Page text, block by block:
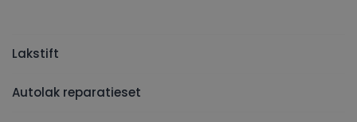
Lakstift
Autolak reparatieset